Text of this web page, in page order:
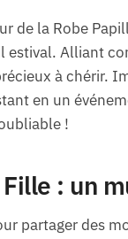
de la Robe
estival. Alliant
à chérir.
en un
!
: un
partager des